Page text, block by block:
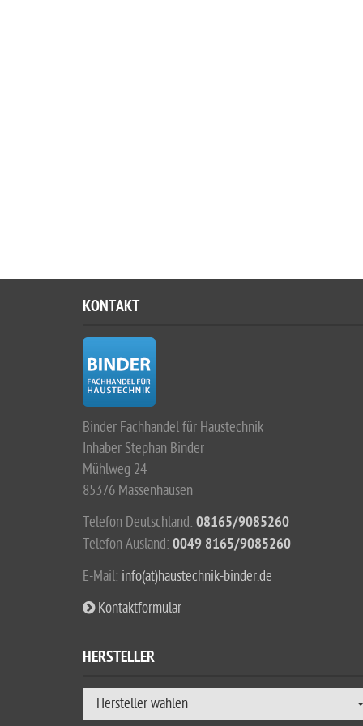
KONTAKT
Binder Fachhandel für Haustechnik
Inhaber Stephan Binder
Mühlweg 24
85376 Massenhausen
Telefon Deutschland: 08165/9085260
Telefon Ausland: 0049 8165/9085260
E-Mail: info(at)haustechnik-binder.de
Kontaktformular
HERSTELLER
Hersteller wählen